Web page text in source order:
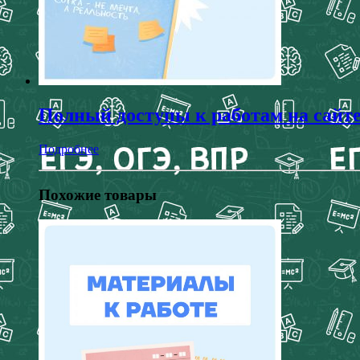
Полный доступы к работам на
Подробнее
Похожие товары